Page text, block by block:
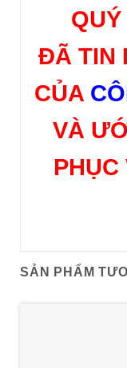
ĐÃ TIN
CỦA
VÀ
PHỤC
SẢN PHẨM